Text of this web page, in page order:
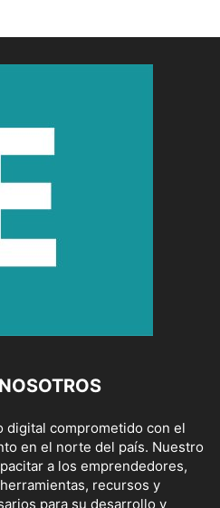
digital comprometido con el
en el norte del país. Nuestro
a los emprendedores,
recursos y
para su desarrollo y